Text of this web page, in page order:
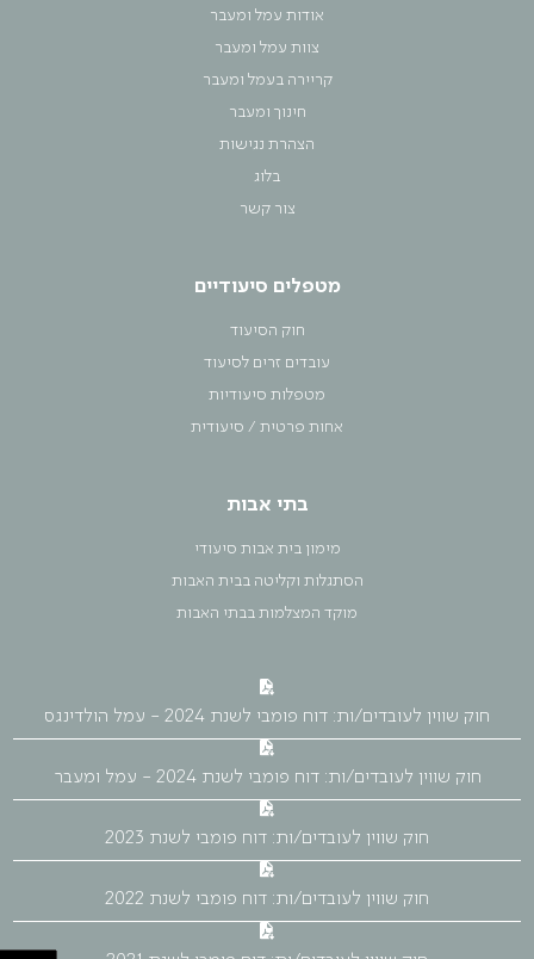
אודות עמל ומעבר
צוות עמל ומעבר
קריירה בעמל ומעבר
חינוך ומעבר
הצהרת נגישות
בלוג
צור קשר
מטפלים סיעודיים
חוק הסיעוד
עובדים זרים לסיעוד
מטפלות סיעודיות
אחות פרטית / סיעודית
בתי אבות
מימון בית אבות סיעודי
הסתגלות וקליטה בבית האבות
מוקד המצלמות בבתי האבות
חוק שווין לעובדים/ות: דוח פומבי לשנת 2024 - עמל הולדינגס
חוק שווין לעובדים/ות: דוח פומבי לשנת 2024 - עמל ומעבר
חוק שווין לעובדים/ות: דוח פומבי לשנת 2023
חוק שווין לעובדים/ות: דוח פומבי לשנת 2022